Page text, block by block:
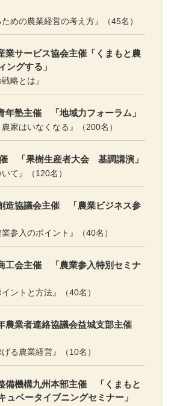
ための農業経営の考え方』（45名）
業サービス協会主催「くまもと農
ングする」
略とは』
年塾主催 「地域力フォーラム」
農家はいなくなる』（200名）
「果樹生産者大会 基調講演」
て』（120名）
造協議会主催 「農業ビジネス参
業参入のポイント』（40名）
工会主催 「農業参入特別セミナ
イントと方法』（40名）
農業者連絡協議会益城支部主催
げる農業経営』（10名）
備機構九州本部主催 「くまもと
ュベータイブニングセミナー」